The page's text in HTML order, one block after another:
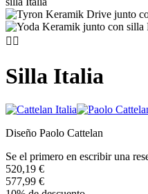
 
Silla Italia
Diseño Paolo Cattelan
Se el primero en escribir una
520,19 €
577,99 €